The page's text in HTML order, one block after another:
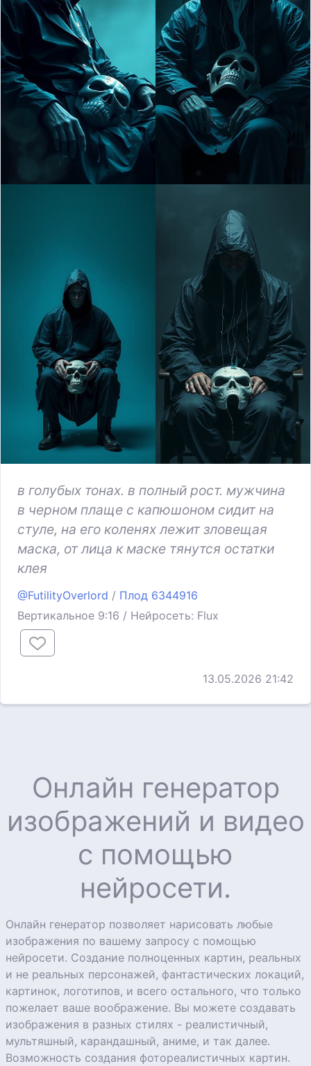
в голубых тонах. в полный рост. мужчина
в черном плаще с капюшоном сидит на
стуле, на его коленях лежит зловещая
маска, от лица к маске тянутся остатки
клея
@FutilityOverlord / Плод 6344916
Вертикальное 9:16 / Нейросеть: Flux
13.05.2026 21:42
Онлайн генератор
изображений и видео
с помощью
нейросети.
Онлайн генератор позволяет нарисовать любые
изображения по вашему запросу с помощью
нейросети. Создание полноценных картин, реальных
и не реальных персонажей, фантастических локаций,
картинок, логотипов, и всего остального, что только
пожелает ваше воображение. Вы можете создавать
изображения в разных стилях - реалистичный,
мультяшный, карандашный, аниме, и так далее.
Возможность создания фотореалистичных картин.